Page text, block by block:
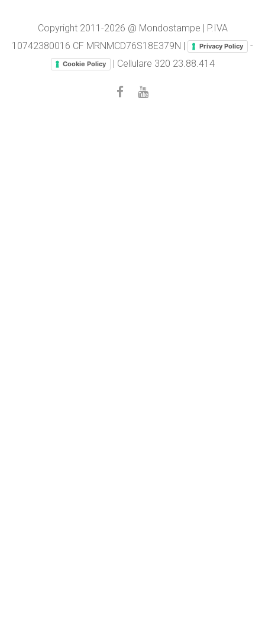
Copyright 2011-2026 @ Mondostampe | P.IVA
10742380016 CF MRNMCD76S18E379N |
Privacy Policy -
Cookie Policy | Cellulare 320 23.88.414